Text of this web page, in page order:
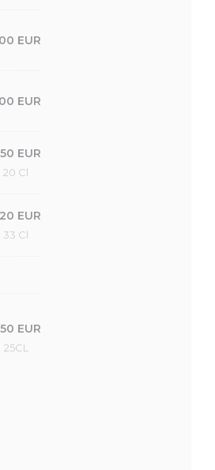
EUR
EUR
EUR
20 Cl
EUR
33 Cl
EUR
25CL